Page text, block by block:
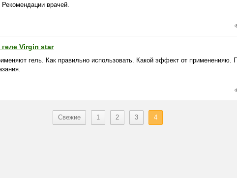
врачей.
Virgin star
гель. Как правильно использовать. Какой эффект от примененияю.
Свежие 1 2 3 4